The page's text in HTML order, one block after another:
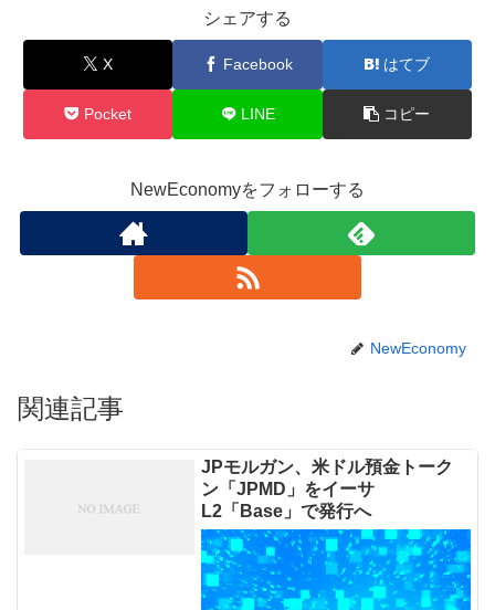
シェアする
X Facebook はてブ
Pocket LINE コピー
NewEconomyをフォローする
NewEconomy
関連記事
JPモルガン、米ドル預金トーク
ン「JPMD」をイーサ
L2「Base」で発行へ